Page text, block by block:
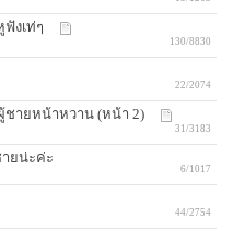
งเท่ๆ
130/8830
22/2074
ชายหน้าหวาน (หน้า 2)
31/3183
ยน่ะค่ะ
6/1017
44/2754